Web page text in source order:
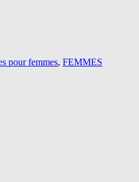
pour femmes, FEMMES